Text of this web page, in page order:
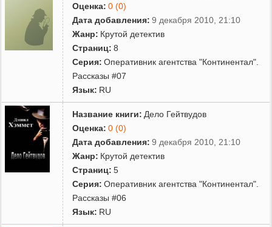
Оценка: 0 (0)
Дата добавления: 9 декабря 2010, 21:10
Жанр: Крутой детектив
Страниц: 8
Серия: Оперативник агентства "Континентал".
Рассказы #07
Язык: RU
Название книги: Дело Гейтвудов
Оценка: 0 (0)
Дата добавления: 9 декабря 2010, 21:10
Жанр: Крутой детектив
Страниц: 5
Серия: Оперативник агентства "Континентал".
Рассказы #06
Язык: RU